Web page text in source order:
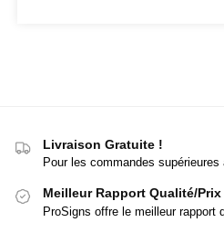
Livraison Gratuite !
Pour les commandes supérieures
Meilleur Rapport Qualité/Prix
ProSigns offre le meilleur rapport